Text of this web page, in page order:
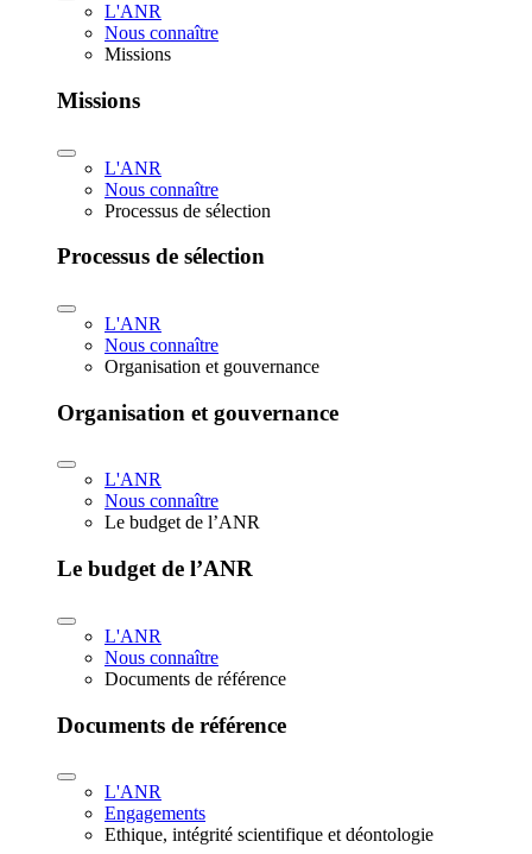
L'ANR
Nous connaître
Missions
Missions
L'ANR
Nous connaître
Processus de sélection
Processus de sélection
L'ANR
Nous connaître
Organisation et gouvernance
Organisation et gouvernance
L'ANR
Nous connaître
Le budget de l’ANR
Le budget de l’ANR
L'ANR
Nous connaître
Documents de référence
Documents de référence
L'ANR
Engagements
Ethique, intégrité scientifique et déontologie